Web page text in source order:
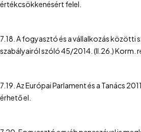
értékcsökkenésért felel.
7.18. A fogyasztó és a vállalkozás közötti
szabályairól szóló 45/2014. (II.26.) Korm.
7.19. Az Európai Parlament és a Tanács
érhető el.